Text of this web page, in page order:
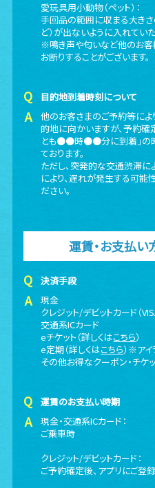
愛玩具用小動物（ペット）：
手回品の範囲に収まる大き
ど）が出ないように入れてい
※鳴き声や匂いなど他のお
お断りすることがございます。
目的地到着時刻について
他のお客さまのご予約等によ
的地に向かいますが、予約確
とも●●時●●分に到着」の
ております。
ただし、突発的な交通渋滞
により、遅れが発生する可能
ださい。
運賃・お支払い
決済手段
現金
クレジット/デビットカード（
交通系ICカード
eチケット（詳しくはこちら）
e定期（詳しくはこちら）※アイ
その他お得なクーポン・チケ
運賃のお支払い時期
現金・交通系ICカード：
ご乗車時
クレジット/デビットカード：
ご予約確定後、アプリにご登